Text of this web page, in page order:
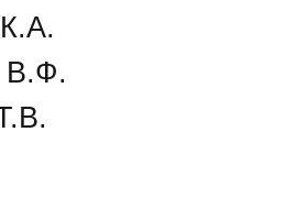
В.Ф.